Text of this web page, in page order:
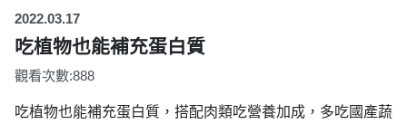
2022.03.17
吃植物也能補充蛋白質
觀看次數:888
吃植物也能補充蛋白質，搭配肉類吃營養加成，多吃國產蔬